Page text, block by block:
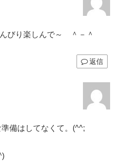
びり楽しんで～ ＾－＾
返信
備はしてなくて。(^^;